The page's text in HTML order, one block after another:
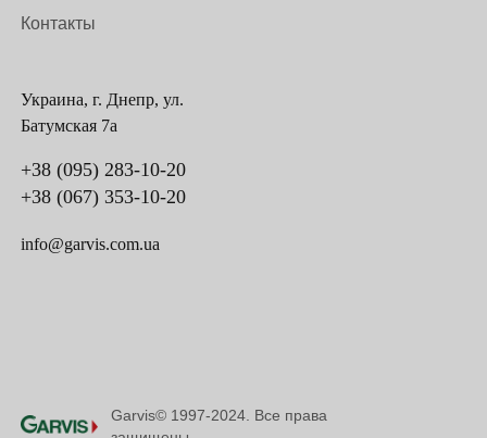
Контакты
Украина, г. Днепр, ул.
Батумская 7а
+38 (095) 283-10-20
+38 (067) 353-10-20
info@garvis.com.ua
Garvis© 1997-2024. Все права